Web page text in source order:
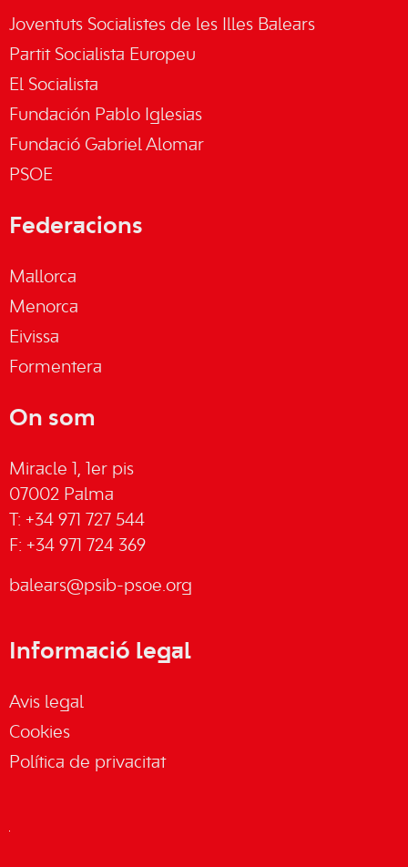
Joventuts Socialistes de les Illes Balears
Partit Socialista Europeu
El Socialista
Fundación Pablo Iglesias
Fundació Gabriel Alomar
PSOE
Federacions
Mallorca
Menorca
Eivissa
Formentera
On som
Miracle 1, 1er pis
07002 Palma
T: +34 971 727 544
F: +34 971 724 369
balears@psib-psoe.org
Informació legal
Avis legal
Cookies
Política de privacitat